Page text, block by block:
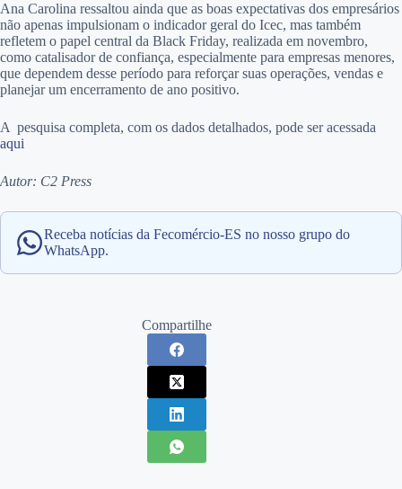
Ana Carolina ressaltou ainda que as boas expectativas dos empresários
não apenas impulsionam o indicador geral do Icec, mas também
refletem o papel central da Black Friday, realizada em novembro,
como catalisador de confiança, especialmente para empresas menores,
que dependem desse período para reforçar suas operações, vendas e
planejar um encerramento de ano positivo.
A pesquisa completa, com os dados detalhados, pode ser acessada
aqui
Autor: C2 Press
Receba notícias da Fecomércio-ES no nosso grupo do
WhatsApp.
Compartilhe